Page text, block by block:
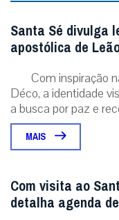
Santa Sé divulga
apostólica de
Com inspiração
Déco, a identidade
a busca por paz e
MAIS
Com visita ao
detalha agenda